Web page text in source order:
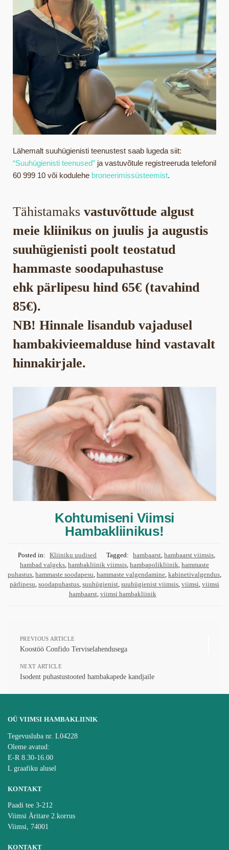
Lähemalt suuhügienisti teenustest saab lugeda siit:
“Suuhügienisti teenused” ja vastuvõtule registreeruda telefonil
60 999 10 või kodulehe broneerimissüsteemist.
Tähistamaks vastuvõttude algust
meie kliinikus on juulis ja augustis
suuhügienisti poolt teostatud
hammaste soodapuhastuse
ehk pärlipesu hind 65€ (tavahind
85€).
NB! Hinnale lisandub vajadusel
hambakivieemalduse hind vastavalt
hinnakirjale.
Kohtumiseni Viimsi
Hambakliinikus!
Posted in: Kliiniku uudised Tagged: hambaarst, hambaarst viimsis,
hambad valgeks, hambakliinik viimsis, hambapolikliinik, hammaste
puhastus, hammaste soodapesu, hammaste valgendamine, kabinetivalgendus,
pärlipesu, soodapuhastus, suuhügienist, suuhügienist viimsis, viimsi, viimsi
hambaarst, viimsi hambakliinik
PREVIOUS ARTICLE
Koostöö Confido Terviselahendusega
NEXT ARTICLE
Isodent puhastustooted hambakapede kandjaile
OÜ VIIMSI HAMBAKLIINIK
Tegevusluba nr. L04228
Oleme avatud:
E-R 8.30-16.00
L graafiku alusel
KONTAKT
Paadi tee 3-212
Viimsi Äritare 2.korrus
Viimsi, 74001
KONTAKT